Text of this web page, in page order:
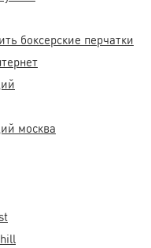
боксерские перчатки
москва